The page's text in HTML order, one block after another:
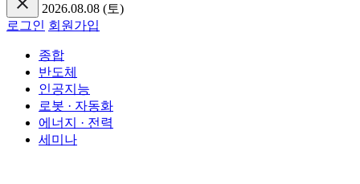
2026.08.08 (토)
로그인 회원가입
종합
반도체
인공지능
로봇 · 자동화
에너지 · 전력
세미나